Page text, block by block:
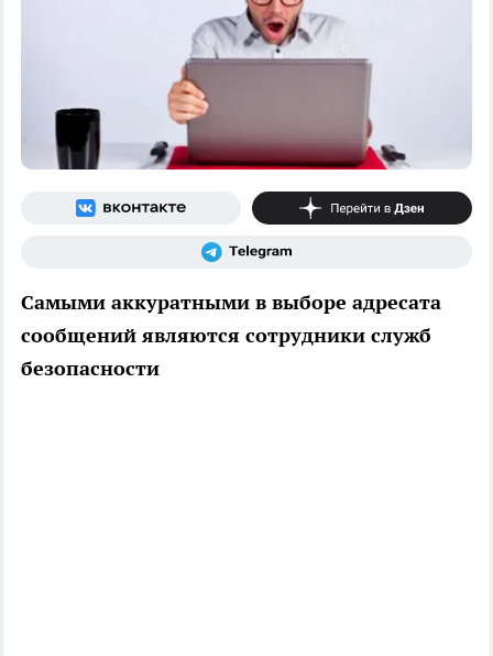
Самыми аккуратными в выборе адресата
сообщений являются сотрудники служб
безопасности